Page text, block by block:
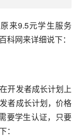
来9.5元学生服务
网来详细说下：
开发者成长计划上
者成长计划，价格
要学生认证，只要